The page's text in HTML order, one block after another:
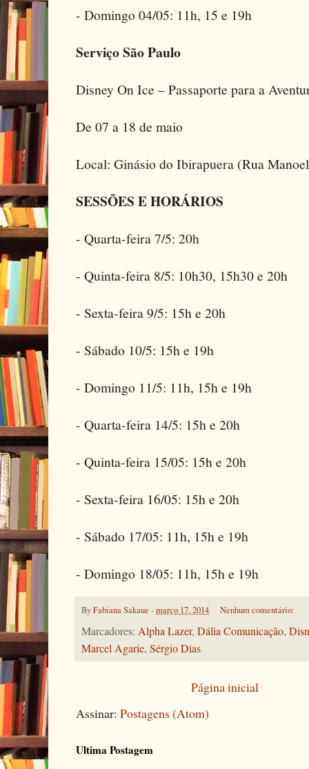
- Domingo 04/05: 11h, 15 e 19h
Serviço São Paulo
Disney On Ice – Passaporte para a
De 07 a 18 de maio
Local: Ginásio do Ibirapuera (Rua
SESSÕES E HORÁRIOS
- Quarta-feira 7/5: 20h
- Quinta-feira 8/5: 10h30, 15h30 e 20h
- Sexta-feira 9/5: 15h e 20h
- Sábado 10/5: 15h e 19h
- Domingo 11/5: 11h, 15h e 19h
- Quarta-feira 14/5: 15h e 20h
- Quinta-feira 15/05: 15h e 20h
- Sexta-feira 16/05: 15h e 20h
- Sábado 17/05: 11h, 15h e 19h
- Domingo 18/05: 11h, 15h e 19h
ByFabiana Sakaue -março 17, 2014 Nenhum comentário:
Marcadores: Alpha Lazer, Dália Comunicação,
Marcel Agarie, Sérgio Dias
Página inicial
Assinar: Postagens (Atom)
Ultima Postagem